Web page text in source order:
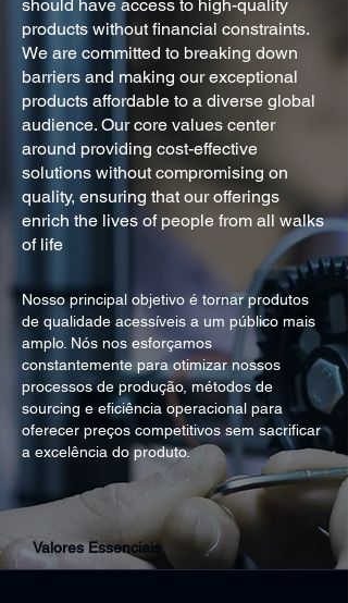
should have access to high-quality
products without financial constraints.
We are committed to breaking down
barriers and making our exceptional
products affordable to a diverse global
audience. Our core values center
around providing cost-effective
solutions without compromising on
quality, ensuring that our offerings
enrich the lives of people from all walks
of life
Nosso principal objetivo é tornar produtos
de qualidade acessíveis a um público mais
amplo. Nós nos esforçamos
constantemente para otimizar nossos
processos de produção, métodos de
sourcing e eficiência operacional para
oferecer preços competitivos sem sacrificar
a excelência do produto.
Valores Essenciais